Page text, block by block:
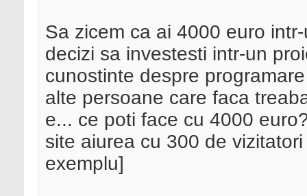
Sa zicem ca ai 4000 euro
decizi sa investesti intr-un
cunostinte despre
alte persoane care faca
e... ce poti face cu 4000
site aiurea cu 300 de
exemplu]